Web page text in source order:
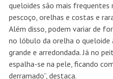
queloides são mais
pescoço, orelhas e costas e
Além disso, podem variar de
no lóbulo da orelha o queloide
grande e arredondada. Já no
espalha-se na pele, ficando
derramado”, destaca.